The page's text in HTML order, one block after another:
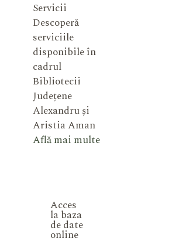
Servicii
Descoperă
serviciile
disponibile în
cadrul
Bibliotecii
Județene
Alexandru și
Aristia Aman
Află mai multe
Acces
la baza
de date
online